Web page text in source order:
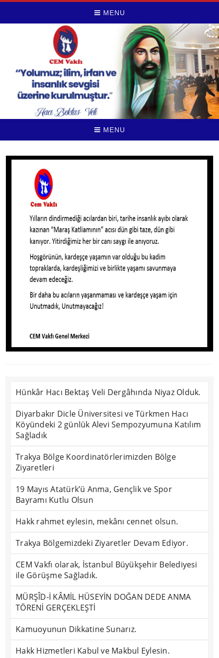
MENU
MENU
Hünkâr Hacı Bektaş Veli Dergâhında Niyaz Olduk.
Diyarbakır Dicle Üniversitesi ve Türkmen Hacı
Köyündeki 2 günlük Alevi Sempozyumuna Katılım
Sağladık
Trakya Bölge Koordinatörlerimizden Bölge
Ziyaretleri
19 Mayıs Atatürk’ü Anma, Gençlik ve Spor
Bayramı Kutlu Olsun
Hakk rahmet eylesin, mekânı cennet olsun.
Trakya Bölgemizdeki Ziyaretler Devam Ediyor.
CEM Vakfı olarak, İstanbul Büyükşehir Belediyesi
ile Görüşme Sağladık.
MÜRŞÎD-İ KÂMİL HÜSEYİN DOĞAN DEDE ANMA
TÖRENİ GERÇEKLEŞTİ
Kamuoyunun Dikkatine Sunarız.
Hakk Hizmetleri Kabul ve Makbul Eylesin.